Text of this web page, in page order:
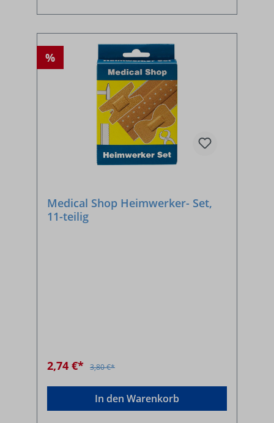
%
Medical Shop Heimwerker- Set,
11-teilig
2,74 €* 3,80 €*
In den Warenkorb